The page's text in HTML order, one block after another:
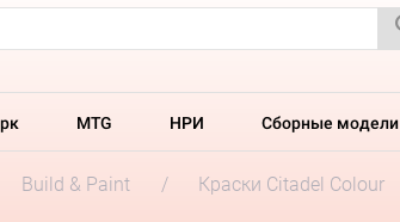
MTG НРИ Сборные модели
Build & Paint Краски Citadel Colour